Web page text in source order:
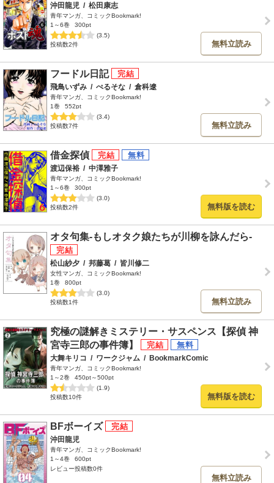
沖田龍児 / 松田康志
青年マンガ、コミックBookmark!
1～6巻
300pt
(3.5)
投稿数2件
無料立読み
フードル日記
飛鳥いずみ / ぺるそな / 倉科遼
青年マンガ、コミックBookmark!
1巻
552pt
(3.4)
投稿数7件
無料立読み
借金探偵
渡辺保裕 / 中澤雅子
青年マンガ、コミックBookmark!
1～6巻
300pt
(3.0)
投稿数2件
無料版を読む
オタ句集-もしオタク娘たちが川柳を詠んだら-
松山紗夕 / 邦藤葛 / 皆川修二
女性マンガ、コミックBookmark!
1巻
800pt
(3.0)
投稿数1件
無料立読み
究極の謎解きミステリー・サスペンス【探偵 神
宮寺三郎の事件簿】
大舞キリコ / ワークジャム / BookmarkComic
青年マンガ、コミックBookmark!
1～2巻
450pt～500pt
(1.9)
投稿数10件
無料版を読む
BFボーイズ
沖田龍児
青年マンガ、コミックBookmark!
1～4巻
600pt
レビュー投稿数0件
無料立読み